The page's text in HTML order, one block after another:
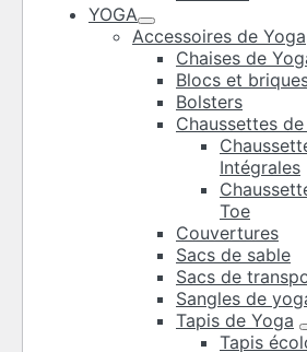
YOGA
Accessoires de Yoga
Chaises de
Blocs et
Bolsters
Chaussettes
Intégrales
Toe
Couvertures
Sacs de sable
Sacs de
Sangles de
Tapis de Yoga
Tapis